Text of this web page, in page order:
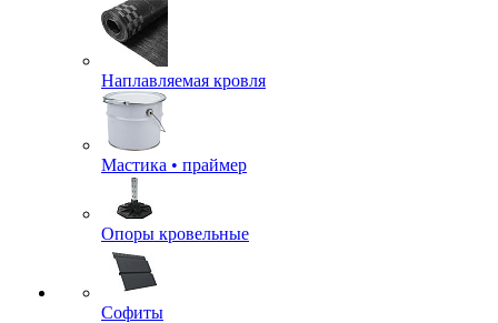
Наплавляемая кровля
Мастика • праймер
Опоры кровельные
Софиты